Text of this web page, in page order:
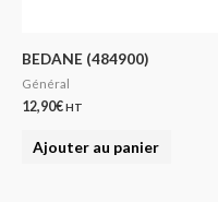
BEDANE (484900)
Général
12,90€HT
Ajouter au panier